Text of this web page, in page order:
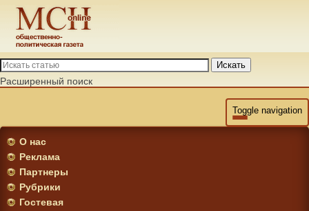
Искать
Расширенный поиск
Toggle navigation
О нас
Реклама
Партнеры
Рубрики
Гостевая